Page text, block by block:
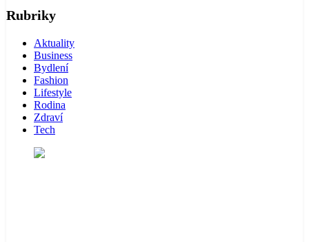
Rubriky
Aktuality
Business
Bydlení
Fashion
Lifestyle
Rodina
Zdraví
Tech